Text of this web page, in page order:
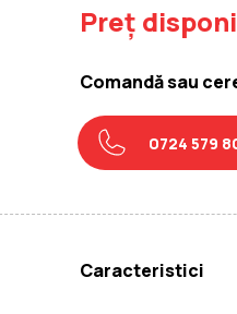
Preț
Comandă sau
0724 579
Caracteristici